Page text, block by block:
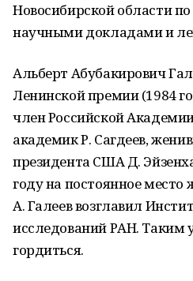
Новосибирской области
научными докладами и
Альберт Абубакирович
Ленинской премии (1984
член Российской
академик Р. Сагдеев,
президента США Д.
году на постоянное
А. Галеев возглавил
исследований РАН. Таким
гордиться.